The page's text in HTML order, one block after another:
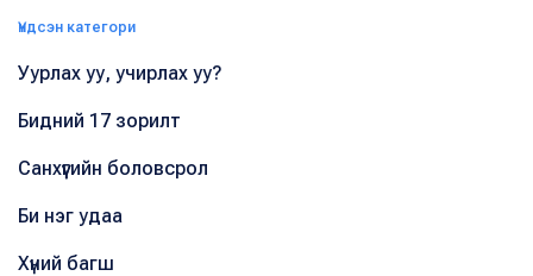
Үндсэн категори
Уурлах уу, учирлах уу?
Бидний 17 зорилт
Санхүүгийн боловсрол
Би нэг удаа
Хүний багш